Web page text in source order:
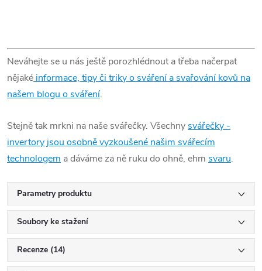
Neváhejte se u nás ještě porozhlédnout a třeba načerpat
nějaké informace, tipy či triky o sváření a svařování kovů na
našem blogu o sváření.
Stejně tak mrkni na naše svářečky. Všechnysvářečky -
invertory jsou osobně vyzkoušené našim svářecím
technologem a dáváme za ně ruku do ohně, ehm svaru.
Parametry produktu
Soubory ke stažení
Recenze (14)